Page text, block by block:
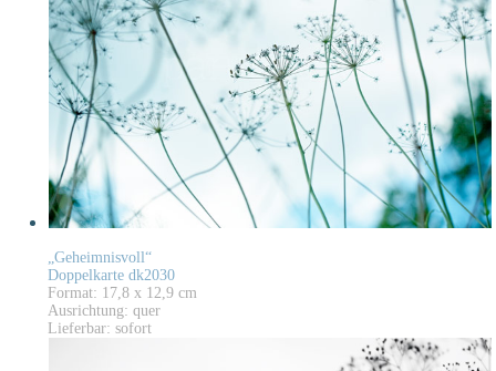
„Geheimnisvoll“
Doppelkarte dk2030
Format: 17,8 x 12,9 cm
Ausrichtung: quer
Lieferbar: sofort